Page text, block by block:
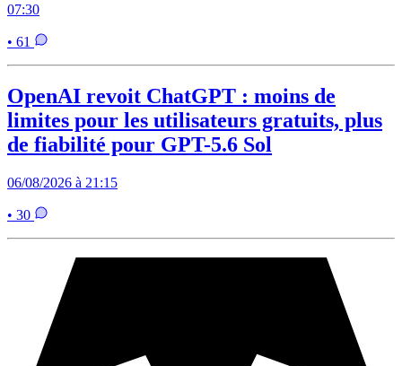
07:30
• 61
OpenAI revoit ChatGPT : moins de
limites pour les utilisateurs gratuits, plus
de fiabilité pour GPT-5.6 Sol
06/08/2026 à 21:15
• 30